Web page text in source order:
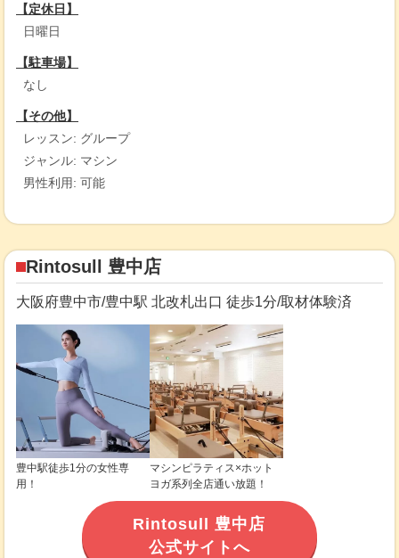
【定休日】
日曜日
【駐車場】
なし
【その他】
レッスン: グループ
ジャンル: マシン
男性利用: 可能
Rintosull 豊中店
大阪府豊中市/豊中駅 北改札出口 徒歩1分/取材体験済
豊中駅徒歩1分の女性専
用！
マシンピラティス×ホット
ヨガ系列全店通い放題！
Rintosull 豊中店
公式サイトへ